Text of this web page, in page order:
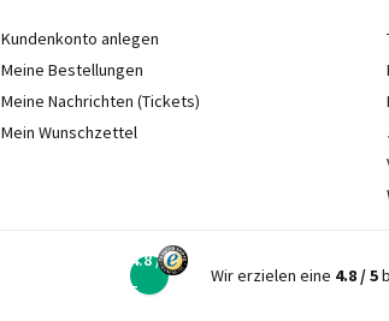
Kundenkonto anlegen
Meine Bestellungen
Meine Nachrichten (Tickets)
Mein Wunschzettel
4.8 /
5
Wir erzielen eine 4.8 / 5